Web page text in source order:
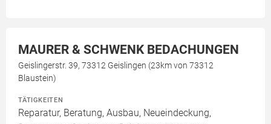
MAURER & SCHWENK BEDACHUNGEN
Geislingerstr. 39, 73312 Geislingen (23km von 73312
Blaustein)
TÄTIGKEITEN
Reparatur, Beratung, Ausbau, Neueindeckung,